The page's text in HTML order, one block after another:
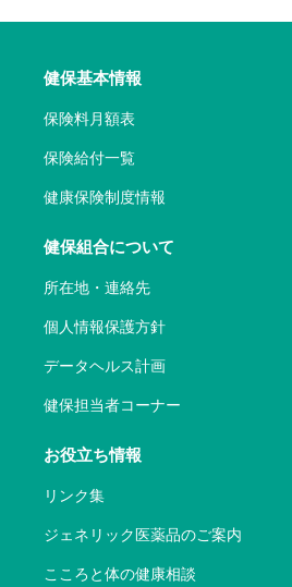
健保基本情報
保険料月額表
保険給付一覧
健康保険制度情報
健保組合について
所在地・連絡先
個人情報保護方針
データヘルス計画
健保担当者コーナー
お役立ち情報
リンク集
ジェネリック医薬品のご案内
こころと体の健康相談